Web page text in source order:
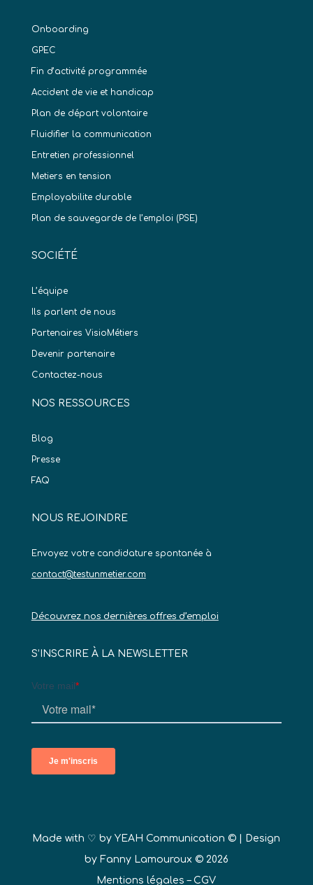
Onboarding
GPEC
Fin d’activité programmée
Accident de vie et handicap
Plan de départ volontaire
Fluidifier la communication
Entretien professionnel
Metiers en tension
Employabilite durable
Plan de sauvegarde de l’emploi (PSE)
SOCIÉTÉ
L’équipe
Ils parlent de nous
Partenaires VisioMétiers
Devenir partenaire
Contactez-nous
NOS RESSOURCES
Blog
Presse
FAQ
NOUS REJOINDRE
Envoyez votre candidature spontanée à
contact@testunmetier.com
Découvrez nos dernières offres d’emploi
S’INSCRIRE À LA NEWSLETTER
Made with ♡ byYEAH Communication © | Design
by Fanny Lamouroux © 2026
Mentions légales –CGV